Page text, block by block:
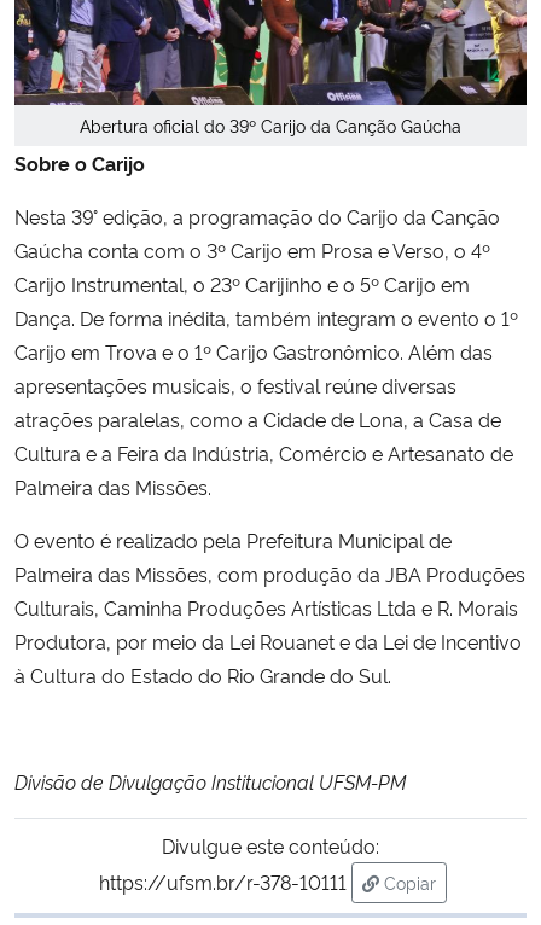
Abertura oficial do 39º Carijo da Canção Gaúcha
Sobre o Carijo
Nesta 39° edição, a programação do Carijo da Canção
Gaúcha conta com o 3º Carijo em Prosa e Verso, o 4º
Carijo Instrumental, o 23º Carijinho e o 5º Carijo em
Dança. De forma inédita, também integram o evento o 1º
Carijo em Trova e o 1º Carijo Gastronômico. Além das
apresentações musicais, o festival reúne diversas
atrações paralelas, como a Cidade de Lona, a Casa de
Cultura e a Feira da Indústria, Comércio e Artesanato de
Palmeira das Missões.
O evento é realizado pela Prefeitura Municipal de
Palmeira das Missões, com produção da JBA Produções
Culturais, Caminha Produções Artísticas Ltda e R. Morais
Produtora, por meio da Lei Rouanet e da Lei de Incentivo
à Cultura do Estado do Rio Grande do Sul.
Divisão de Divulgação Institucional UFSM-PM
Divulgue este conteúdo:
https://ufsm.br/r-378-10111
Copiar
para área de